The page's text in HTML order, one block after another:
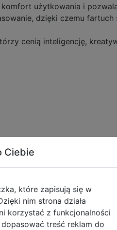
użytkowania i
dzięki czemu
cenią inteligencję,
kreatywności i
należała między
Ciebie
które zapisują się w
nim strona działa
korzystać z funkcjonalności
treść reklam do